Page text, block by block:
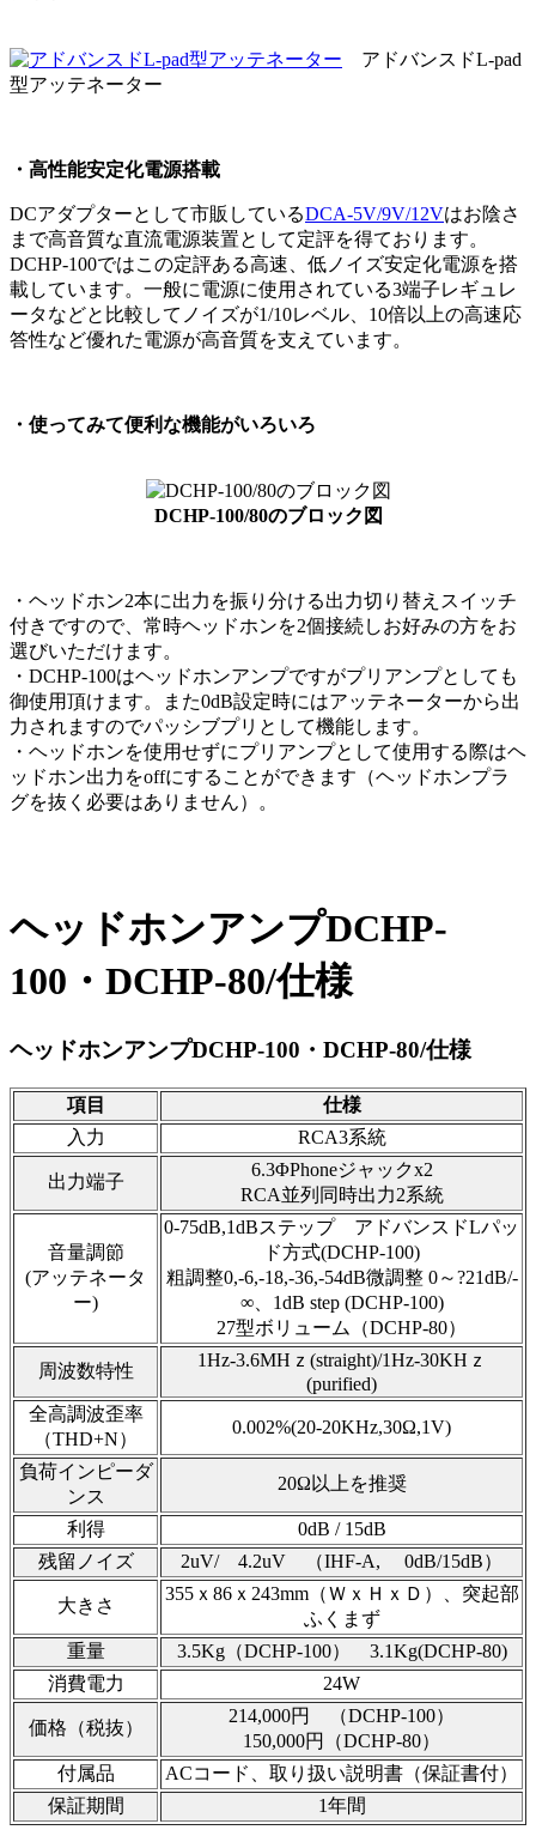
アドバンスドL-pad
型アッテネーター
・高性能安定化電源搭載
DCアダプターとして市販しているDCA-5V/9V/12Vはお陰さ
まで高音質な直流電源装置として定評を得ております。
DCHP-100ではこの定評ある高速、低ノイズ安定化電源を搭
載しています。一般に電源に使用されている3端子レギュレ
ータなどと比較してノイズが1/10レベル、10倍以上の高速応
答性など優れた電源が高音質を支えています。
・使ってみて便利な機能がいろいろ
DCHP-100/80のブロック図
・ヘッドホン2本に出力を振り分ける出力切り替えスイッチ
付きですので、常時ヘッドホンを2個接続しお好みの方をお
選びいただけます。
・DCHP-100はヘッドホンアンプですがプリアンプとしても
御使用頂けます。また0dB設定時にはアッテネーターから出
力されますのでパッシブプリとして機能します。
・ヘッドホンを使用せずにプリアンプとして使用する際はヘ
ッドホン出力をoffにすることができます（ヘッドホンプラ
グを抜く必要はありません）。
ヘッドホンアンプDCHP-
100・DCHP-80/仕様
ヘッドホンアンプDCHP-100・DCHP-80/仕様
項目
仕様
入力
RCA3系統
出力端子
6.3ΦPhoneジャックx2
RCA並列同時出力2系統
音量調節
(アッテネータ
ー)
0-75dB,1dBステップ アドバンスドLパッ
ド方式(DCHP-100)
粗調整0,-6,-18,-36,-54dB微調整 0～?21dB/-
∞、1dB step (DCHP-100)
27型ボリューム（DCHP-80）
周波数特性
1Hz-3.6MHｚ(straight)/1Hz-30KHｚ
(purified)
全高調波歪率
（THD+N）
0.002%(20-20KHz,30Ω,1V)
負荷インピーダ
ンス
20Ω以上を推奨
利得
0dB / 15dB
残留ノイズ
2uV/ 4.2uV （IHF-A, 0dB/15dB）
大きさ
355ｘ86ｘ243mm（ＷｘＨｘＤ）、突起部
ふくまず
重量
3.5Kg（DCHP-100） 3.1Kg(DCHP-80)
消費電力
24W
価格（税抜）
214,000円 （DCHP-100）
150,000円（DCHP-80）
付属品
ACコード、取り扱い説明書（保証書付）
保証期間
1年間